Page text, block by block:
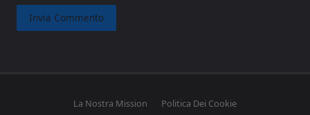
La Nostra Mission Politica Dei Cookie